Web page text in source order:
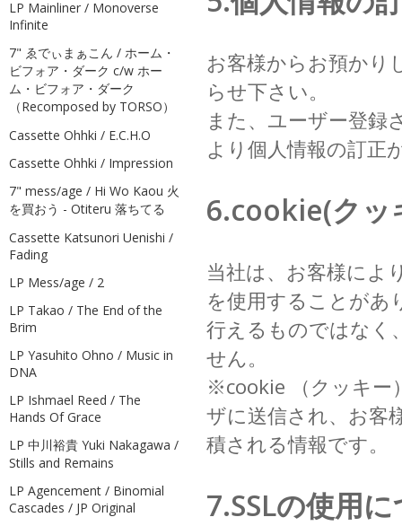
お客様からお預かり
らせ下さい。
また、ユーザー登録
より個人情報の訂正
6.cookie(クッ
当社は、お客様によ
を使用することがあ
行えるものではなく
せん。
※cookie （クッキー
ザに送信され、お客
積される情報です。
7.SSLの使用
LP Mainliner / Monoverse
Infinite
7" ゑでぃまぁこん / ホーム・
ビフォア・ダーク c/w ホー
ム・ビフォア・ダーク
（Recomposed by TORSO）
Cassette Ohhki / E.C.H.O
Cassette Ohhki / Impression
7" mess/age / Hi Wo Kaou 火
を買おう - Otiteru 落ちてる
Cassette Katsunori Uenishi /
Fading
LP Mess/age / 2
LP Takao / The End of the
Brim
LP Yasuhito Ohno / Music in
DNA
LP Ishmael Reed / The
Hands Of Grace
LP 中川裕貴 Yuki Nakagawa /
Stills and Remains
LP Agencement / Binomial
Cascades / JP Original